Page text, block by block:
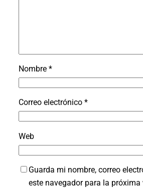
Nombre *
Correo electrónico *
Web
Guarda mi nombre, correo
este navegador para la próxima